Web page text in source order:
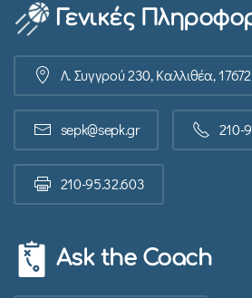
Γενικές
Λ. Συγγρού 230, Καλλιθέα, 17672
sepk@sepk.gr 210-
210-95.32.603
Ask the Coach